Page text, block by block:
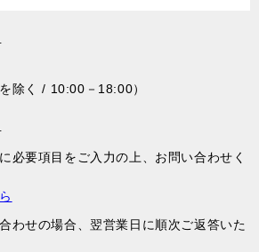
除く / 10:00－18:00）
に必要項目をご入力の上、お問い合わせく
わせの場合、翌営業日に順次ご返答いた